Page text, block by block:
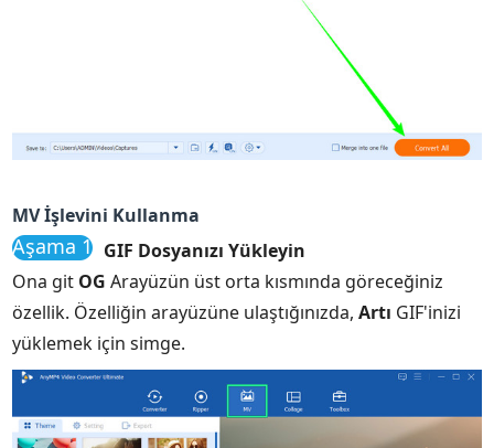
MV İşlevini Kullanma
Aşama 1 GIF Dosyanızı Yükleyin
Ona git OG Arayüzün üst orta kısmında göreceğiniz
özellik. Özelliğin arayüzüne ulaştığınızda,Artı GIF'inizi
yüklemek için simge.